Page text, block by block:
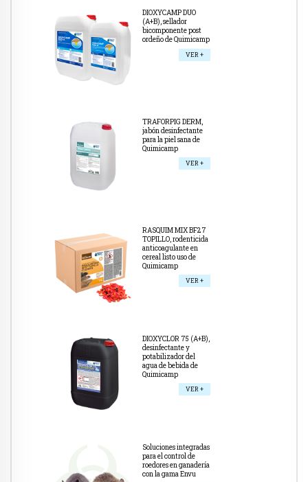
DIOXYCAMP DUO
(A+B), sellador
bicomponente post
ordeño de Quimicamp
VER +
TRAFORPIG DERM,
jabón desinfectante
para la piel sana de
Quimicamp
VER +
RASQUIM MIX BF27
TOPILLO, rodenticida
anticoagulante en
cereal listo uso de
Quimicamp
VER +
DIOXYCLOR 75 (A+B),
desinfectante y
potabilizador del
agua de bebida de
Quimicamp
VER +
Soluciones integradas
para el control de
roedores en ganadería
con la gama Envu